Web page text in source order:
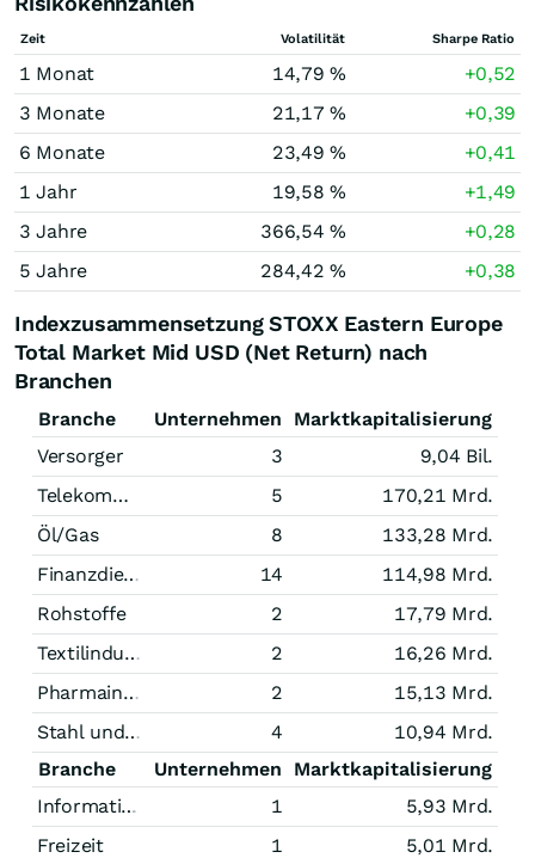
Zeit Volatilität Sharpe Ratio
1 Monat 14,79 %
+0,52
3 Monate
21,17 %
+0,39
6 Monate
23,49 %
+0,41
1 Jahr
19,58 %
+1,49
3 Jahre
366,54 %
+0,28
5 Jahre
284,42 % +0,38
Indexzusammensetzung STOXX Eastern Europe
Total Market Mid USD (Net Return) nach
Branchen
Branche Unternehmen
Marktkapitalisierung
Versorger
3
9,04 Bil.
Telekommunikation
5
170,21 Mrd.
Öl/Gas
8
133,28 Mrd.
Finanzdienstleistungen
14
114,98 Mrd.
Rohstoffe
2
17,79 Mrd.
Textilindustrie
2
16,26 Mrd.
Pharmaindustrie
2
15,13 Mrd.
Stahl und Bergbau
4
10,94 Mrd.
Branche
Unternehmen
Marktkapitalisierung
Informationstechnologie
1
5,93 Mrd.
Freizeit
1
5,01 Mrd.